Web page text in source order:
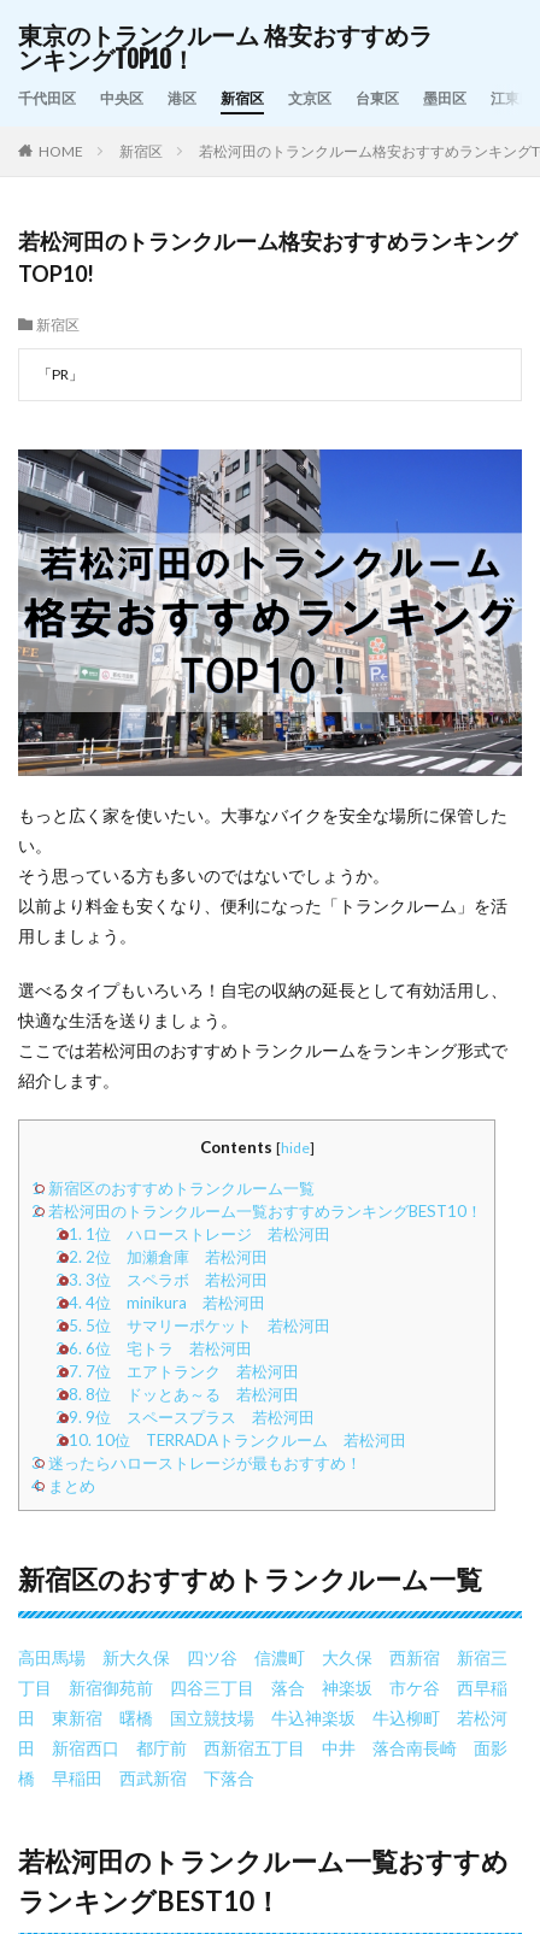
東京のトランクルーム 格安おすすめラ
ンキングTOP10！
千代田区 中央区 港区 新宿区 文京区 台東区 墨田区 江東区
HOME 新宿区 若松河田のトランクルーム格安おすすめランキング
若松河田のトランクルーム格安おすすめランキング
TOP10!
新宿区
「PR」
もっと広く家を使いたい。大事なバイクを安全な場所に保管した
い。
そう思っている方も多いのではないでしょうか。
以前より料金も安くなり、便利になった「トランクルーム」を活
用しましょう。
選べるタイプもいろいろ！自宅の収納の延長として有効活用し、
快適な生活を送りましょう。
ここでは若松河田のおすすめトランクルームをランキング形式で
紹介します。
Contents [hide]
1. 新宿区のおすすめトランクルーム一覧
2.若松河田のトランクルーム一覧おすすめランキングBEST10！
2.1. 1位 ハローストレージ 若松河田
2.2. 2位 加瀬倉庫 若松河田
2.3. 3位 スペラボ 若松河田
2.4. 4位 minikura 若松河田
2.5. 5位 サマリーポケット 若松河田
2.6. 6位 宅トラ 若松河田
2.7. 7位 エアトランク 若松河田
2.8. 8位 ドッとあ～る 若松河田
2.9. 9位 スペースプラス 若松河田
2.10. 10位 TERRADAトランクルーム 若松河田
3.迷ったらハローストレージが最もおすすめ！
4. まとめ
新宿区のおすすめトランクルーム一覧
高田馬場 新大久保 四ツ谷 信濃町 大久保 西新宿
新宿三
丁目
新宿御苑前 四谷三丁目 落合 神楽坂 市ケ谷
西早稲
田
東新宿 曙橋 国立競技場 牛込神楽坂 牛込柳町
若松河
田
新宿西口 都庁前 西新宿五丁目 中井 落合南長崎
面影
橋
早稲田 西武新宿 下落合
若松河田のトランクルーム一覧おすすめ
ランキングBEST10！